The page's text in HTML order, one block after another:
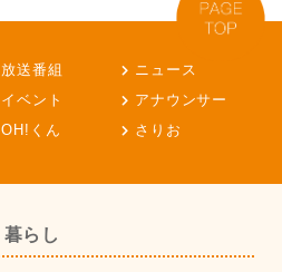
放送番組
ニュース
イベント
アナウンサー
OH!くん さりお
暮らし